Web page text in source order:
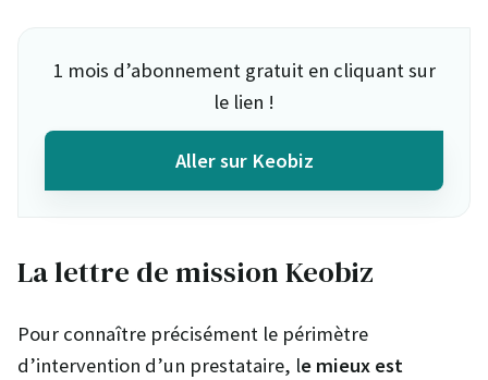
1 mois d’abonnement gratuit en cliquant sur
le lien !
Aller sur Keobiz
La lettre de mission Keobiz
Pour connaître précisément le périmètre
d’intervention d’un prestataire, le mieux est